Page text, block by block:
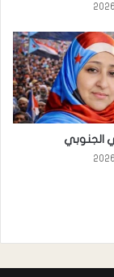
الجنوبي